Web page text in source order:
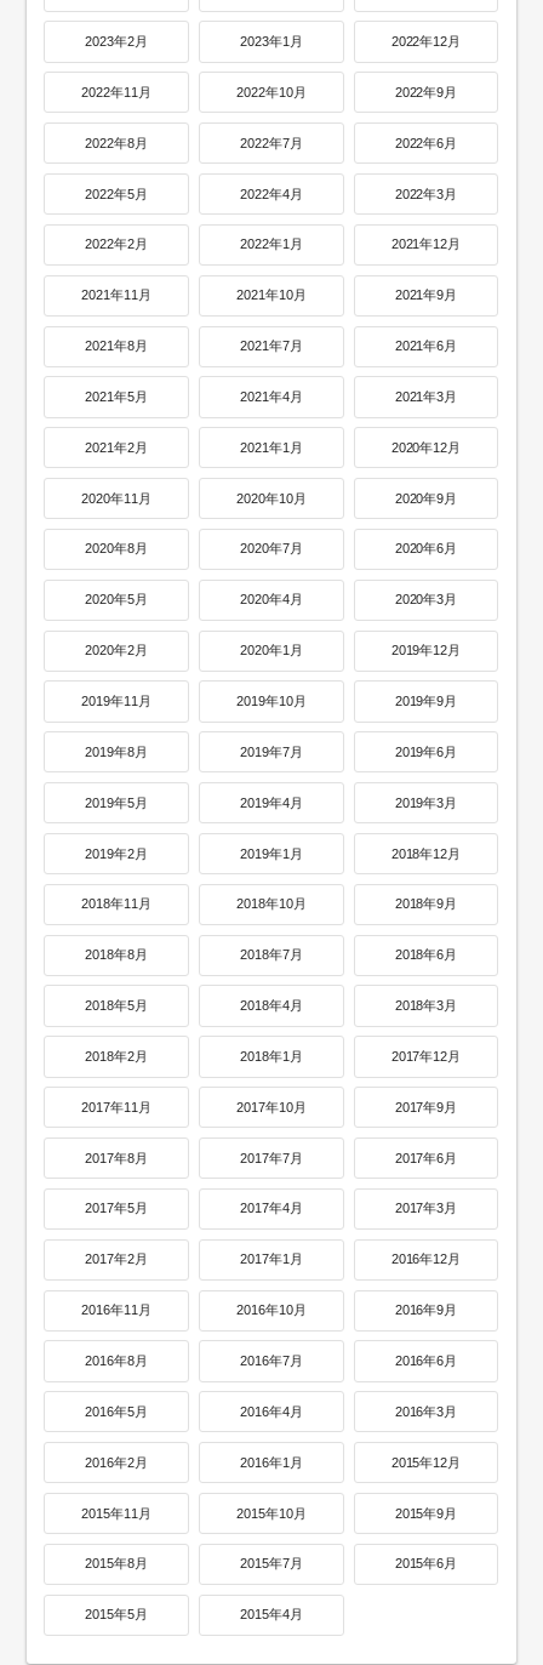
2023年2月 2023年1月 2022年12月
2022年11月 2022年10月 2022年9月
2022年8月 2022年7月 2022年6月
2022年5月 2022年4月 2022年3月
2022年2月 2022年1月 2021年12月
2021年11月 2021年10月 2021年9月
2021年8月 2021年7月 2021年6月
2021年5月 2021年4月 2021年3月
2021年2月 2021年1月 2020年12月
2020年11月 2020年10月 2020年9月
2020年8月 2020年7月 2020年6月
2020年5月 2020年4月 2020年3月
2020年2月 2020年1月 2019年12月
2019年11月 2019年10月 2019年9月
2019年8月 2019年7月 2019年6月
2019年5月 2019年4月 2019年3月
2019年2月 2019年1月 2018年12月
2018年11月 2018年10月 2018年9月
2018年8月 2018年7月 2018年6月
2018年5月 2018年4月 2018年3月
2018年2月 2018年1月 2017年12月
2017年11月 2017年10月 2017年9月
2017年8月 2017年7月 2017年6月
2017年5月 2017年4月 2017年3月
2017年2月 2017年1月 2016年12月
2016年11月 2016年10月 2016年9月
2016年8月 2016年7月 2016年6月
2016年5月 2016年4月 2016年3月
2016年2月 2016年1月 2015年12月
2015年11月 2015年10月 2015年9月
2015年8月 2015年7月 2015年6月
2015年5月 2015年4月